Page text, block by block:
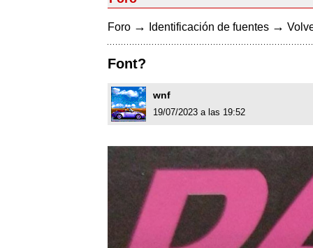
Foro → Identificación de fuentes →
Font?
wnf
19/07/2023 a las 19:52